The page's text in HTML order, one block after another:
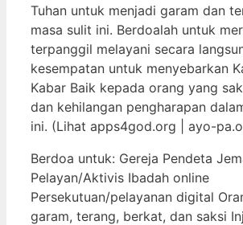
Tuhan untuk menjadi garam dan
masa sulit ini. Berdoalah untuk
terpanggil melayani secara
kesempatan untuk menyebarkan
Kabar Baik kepada orang yang
dan kehilangan pengharapan
ini. (Lihat apps4god.org | ayo-
Berdoa untuk: Gereja Pendeta
Pelayan/Aktivis Ibadah online
Persekutuan/pelayanan digital
garam, terang, berkat, dan saksi